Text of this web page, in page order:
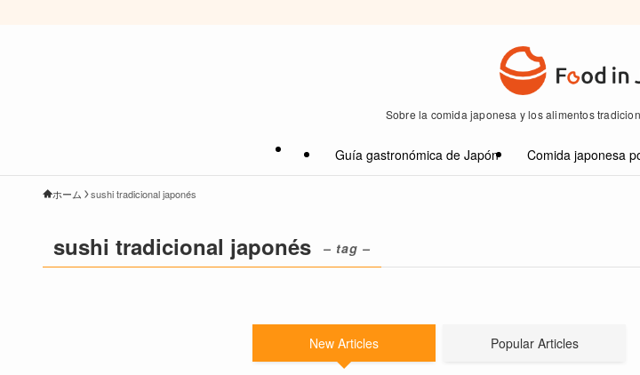
Sobre la comida japonesa y los alimentos
Guía gastronómica de Japón Comida japonesa
ホーム sushi tradicional japonés
sushi tradicional japonés – tag –
New Articles Popular Articles